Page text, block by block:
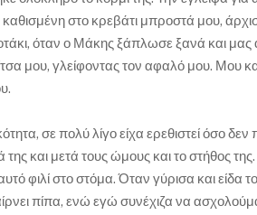
στο κρεβάτι μπροστά μου,
όταν ο Μάκης ξάπλωσε ξανά και
μου, γλείφοντας τον αφαλό μου. Μου
σε πολύ λίγο είχα ερεθιστεί όσο δεν
και μετά τους ώμους και το στήθος
φιλί στο στόμα. Όταν γύρισα και είδα
πίπα, ενώ εγώ συνέχιζα να